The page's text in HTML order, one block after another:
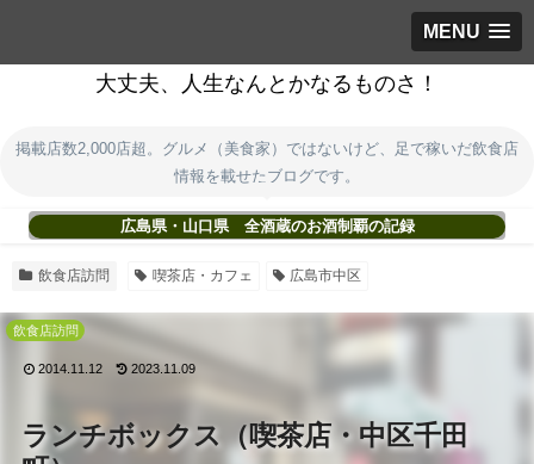
MENU
大丈夫、人生なんとかなるものさ！
掲載店数2,000店超。グルメ（美食家）ではないけど、足で稼いだ飲食店
情報を載せたブログです。
広島県・山口県 全酒蔵のお酒制覇の記録
飲食店訪問 喫茶店・カフェ 広島市中区
ランチボックス（喫茶店・中区千田
飲食店訪問
2014.11.12 2023.11.09